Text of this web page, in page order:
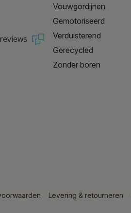
Vouwgordijnen
Gemotoriseerd
Verduisterend
Gerecycled
Zonder boren
Levering & retourneren